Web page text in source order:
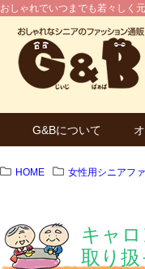
おしゃれでいつまでも若々しく
G&Bについて
HOME 女性用シニアフ
キャ
取り